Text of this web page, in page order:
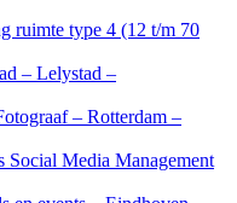
ruimte type 4 (12 t/m 70
– Lelystad –
– Rotterdam –
Social Media Management